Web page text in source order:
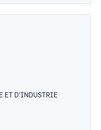
ET D'INDUSTRIE